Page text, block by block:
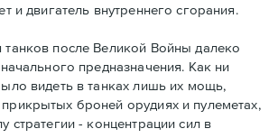
и двигатель внутреннего сгорания.
после Великой Войны далеко
предназначения. Как ни
видеть в танках лишь их мощь,
броней орудиях и пулеметах,
стратегии - концентрации сил в